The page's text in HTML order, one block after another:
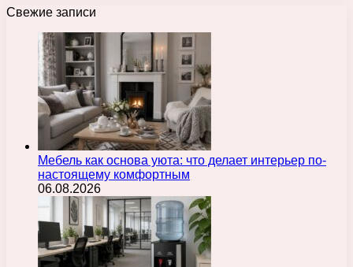
Свежие записи
Мебель как основа уюта: что делает интерьер по-
настоящему комфортным
06.08.2026